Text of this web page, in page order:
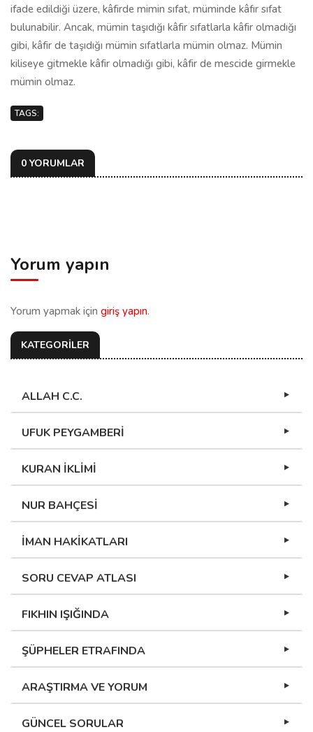
ifade edildiği üzere, kâfirde mimin sıfat, müminde kâfır sıfat
bulunabilir. Ancak, mümin taşıdığı kâfir sıfatlarla kâfir olmadığı
gibi, kâfir de taşıdığı mümin sıfatlarla mümin olmaz. Mümin
kiliseye gitmekle kâfir olmadığı gibi, kâfir de mescide girmekle
mümin olmaz.
TAGS:
0 YORUMLAR
Yorum yapın
Yorum yapmak için giriş yapın.
KATEGORİLER
ALLAH C.C.
UFUK PEYGAMBERİ
KURAN İKLİMİ
NUR BAHÇESİ
İMAN HAKİKATLARI
SORU CEVAP ATLASI
FIKHIN IŞIĞINDA
ŞÜPHELER ETRAFINDA
ARAŞTIRMA VE YORUM
GÜNCEL SORULAR